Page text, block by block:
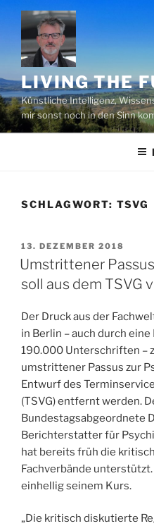
Zum
Inhalt
springen
LIVING THE
Künstliche Intelligenz,
mir sonst noch in den Sinn
SCHLAGWORT: TSVG
VERÖFFENTLICHT
AM
13. DEZEMBER 2018
Umstrittener
soll aus dem TSVG
Der Druck aus der
in Berlin – auch durch
190.000 Unterschriften –
umstrittener Passus zur
Entwurf des
(TSVG) entfernt werden.
Bundestagsabgeordnete
Berichterstatter für
hat bereits früh die
Fachverbände
einhellig seinem Kurs.
„Die kritisch diskutierte